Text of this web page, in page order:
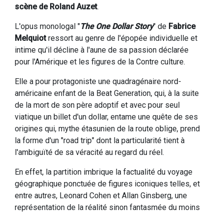
scène de Roland Auzet.
L'opus monologal "The One Dollar Story" de Fabrice
Melquiotressort au genre de l'épopée individuelle et
intime qu'il décline à l'aune de sa passion déclarée
pour l'Amérique et les figures de la Contre culture.
Elle a pour protagoniste une quadragénaire nord-
américaine enfant de la Beat Generation, qui, à la suite
de la mort de son père adoptif et avec pour seul
viatique un billet d'un dollar, entame une quête de ses
origines qui, mythe étasunien de la route oblige, prend
la forme d'un "road trip" dont la particularité tient à
l'ambiguïté de sa véracité au regard du réel.
En effet, la partition imbrique la factualité du voyage
géographique ponctuée de figures iconiques telles, et
entre autres, Leonard Cohen et Allan Ginsberg, une
représentation de la réalité sinon fantasmée du moins